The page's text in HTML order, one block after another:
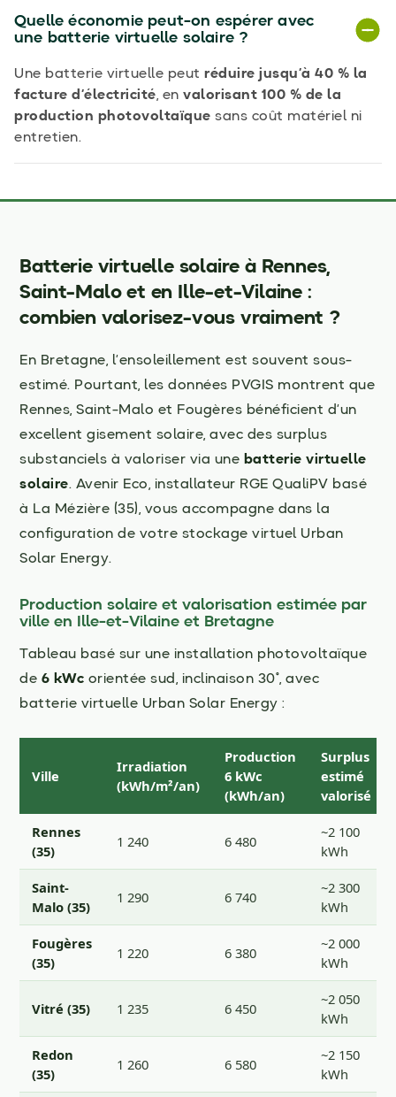
Quelle économie peut-on espérer avec
une batterie virtuelle solaire ?
Une batterie virtuelle peut réduire jusqu’à 40 % la
facture d’électricité, en valorisant 100 % de la
production photovoltaïque sans coût matériel ni
entretien.
Batterie virtuelle solaire à Rennes,
Saint-Malo et en Ille-et-Vilaine :
combien valorisez-vous vraiment ?
En Bretagne, l’ensoleillement est souvent sous-
estimé. Pourtant, les données PVGIS montrent que
Rennes, Saint-Malo et Fougères bénéficient d’un
excellent gisement solaire, avec des surplus
substanciels à valoriser via une batterie virtuelle
solaire. Avenir Eco, installateur RGE QualiPV basé
à La Mézière (35), vous accompagne dans la
configuration de votre stockage virtuel Urban
Solar Energy.
Production solaire et valorisation estimée par
ville en Ille-et-Vilaine et Bretagne
Tableau basé sur une installation photovoltaïque
de 6 kWc orientée sud, inclinaison 30°, avec
batterie virtuelle Urban Solar Energy :
Ville
Irradiation
(kWh/m²/an)
Production
6 kWc
(kWh/an)
Surplus
estimé
valorisé
Rennes
(35)
1 240 6 480
~2 100
kWh
Saint-
Malo (35)
1 290 6 740
~2 300
kWh
Fougères
(35)
1 220 6 380
~2 000
kWh
Vitré (35) 1 235 6 450
~2 050
kWh
Redon
(35)
1 260 6 580
~2 150
kWh